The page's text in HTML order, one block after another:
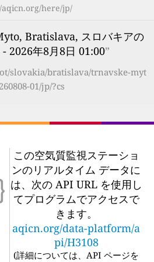
here/jp/
Bratislava, スロバキアの
- 2026年8月8日 01:00”
slovakia/bratislava/trnavske-myt
01/jp/?cs
この空気質監視ステーショ
ンのリアルタイム データに
は、次の API URL を使用し
てプログラムでアクセスで
きます。
aqicn.org/data-platform/a
pi/H3108
(詳細については、API ページを